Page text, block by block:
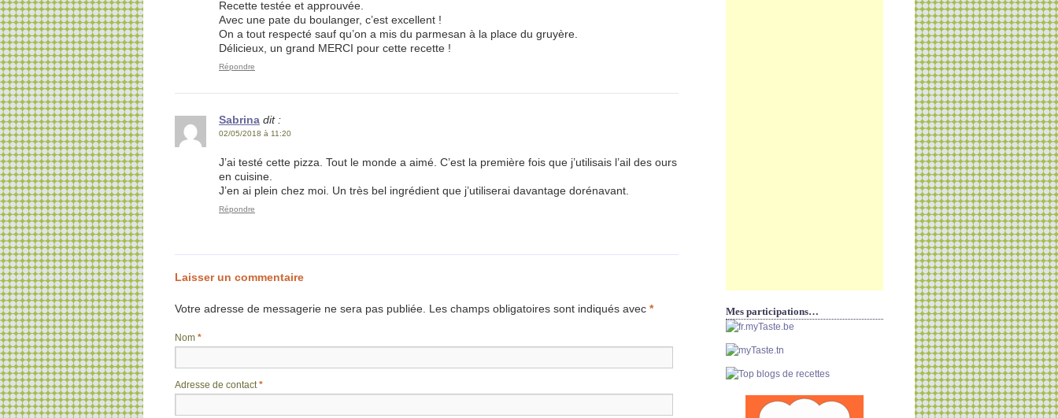
Recette testée et approuvée.
Avec une pate du boulanger, c’est excellent !
On a tout respecté sauf qu’on a mis du parmesan à la place du gruyère.
Délicieux, un grand MERCI pour cette recette !
Répondre
Sabrina dit :
02/05/2018 à 11:20
J’ai testé cette pizza. Tout le monde a aimé. C’est la première fois que j’utilisais l’ail des ours
en cuisine.
J’en ai plein chez moi. Un très bel ingrédient que j’utiliserai davantage dorénavant.
Répondre
Laisser un commentaire
Votre adresse de messagerie ne sera pas publiée. Les champs obligatoires sont indiqués avec *
Nom *
Adresse de contact*
Mes participations…